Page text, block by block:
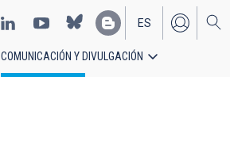
EN
ES
COMUNICACIÓN Y DIVULGACIÓN